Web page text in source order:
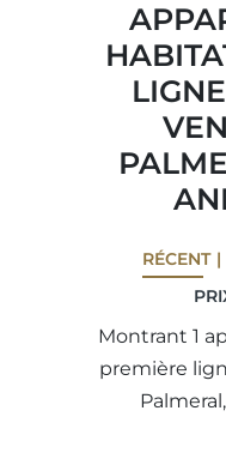
RÉCENT
Montrant 1
première